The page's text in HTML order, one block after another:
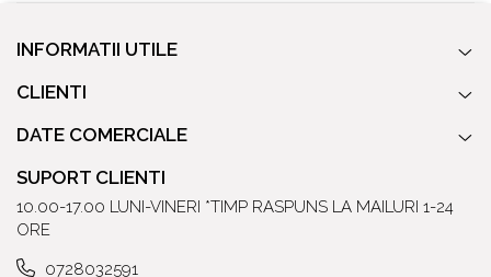
INFORMATII UTILE
CLIENTI
DATE COMERCIALE
SUPORT CLIENTI
10.00-17.00 LUNI-VINERI *TIMP RASPUNS LA MAILURI 1-24
ORE
0728032591